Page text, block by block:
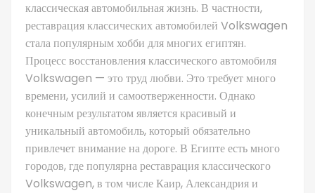
классическая автомобильная жизнь. В частности,
реставрация классических автомобилей Volkswagen
стала популярным хобби для многих египтян.
Процесс восстановления классического автомобиля
Volkswagen — это труд любви. Это требует много
времени, усилий и самоотверженности. Однако
конечным результатом является красивый и
уникальный автомобиль, который обязательно
привлечет внимание на дороге. В Египте есть много
городов, где популярна реставрация классического
Volkswagen, в том числе Каир, Александрия и